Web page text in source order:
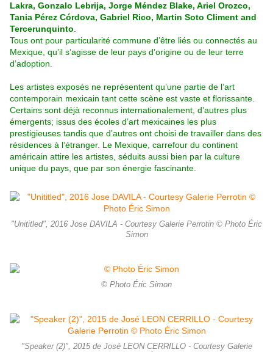
Lakra, Gonzalo Lebrija, Jorge Méndez Blake, Ariel Orozco,
Tania Pérez Córdova, Gabriel Rico, Martin Soto Climent and
Tercerunquinto
Tous ont pour particularité commune d’être liés ou connectés au
Mexique, qu’il s’agisse de leur pays d’origine ou de leur terre
d’adoption.
Les artistes exposés ne représentent qu’une partie de l’art
contemporain mexicain tant cette scène est vaste et florissante.
Certains sont déjà reconnus internationalement, d’autres plus
émergents; issus des écoles d’art mexicaines les plus
prestigieuses tandis que d’autres ont choisi de travailler dans des
résidences à l’étranger. Le Mexique, carrefour du continent
américain attire les artistes, séduits aussi bien par la culture
unique du pays, que par son énergie fascinante.
"Unititled", 2016 Jose DAVILA - Courtesy Galerie Perrotin © Photo Éric
Simon
© Photo Éric Simon
"Speaker (2)", 2015 de José LEON CERRILLO - Courtesy Galerie